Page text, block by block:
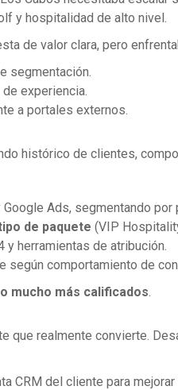
y hospitalidad de alto nivel.
de valor clara, pero
segmentación.
experiencia.
a portales externos.
histórico de clientes,
Ads, segmentando
de paquete (VIP
herramientas de atribución.
comportamiento de
mucho más calificados
realmente convierte.
CRM del cliente para